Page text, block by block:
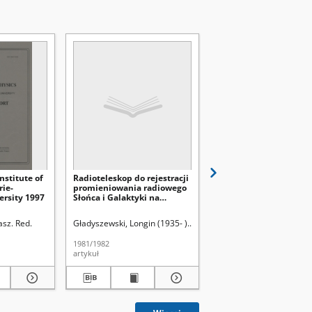
of
1997
Red.
Radioteleskop do rejestracji
promieniowania radiowego
Słońca i Galaktyki na
Gładyszewski, Longin (1935- ).
1981/1982
artykuł